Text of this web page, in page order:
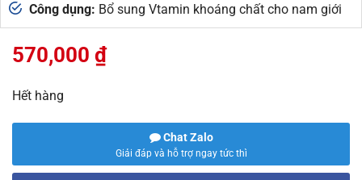
Công dụng: Bổ sung Vtamin khoáng chất cho nam giới
570,000 ₫
Hết hàng
Chat Zalo
Giải đáp và hỗ trợ ngay tức thì